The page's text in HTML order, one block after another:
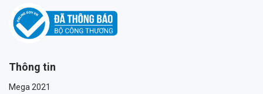
Thông tin
Mega 2021